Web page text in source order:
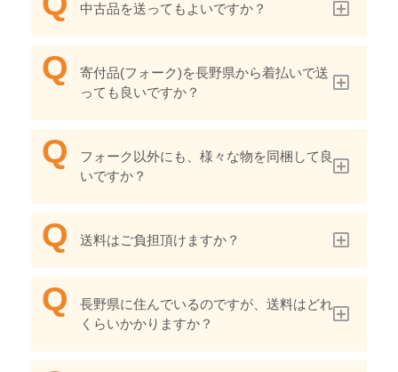
中古品を送ってもよいですか？
寄付品(フォーク)を長野県から着払いで送
っても良いですか？
フォーク以外にも、様々な物を同梱して良
いですか？
送料はご負担頂けますか？
長野県に住んでいるのですが、送料はどれ
くらいかかりますか？